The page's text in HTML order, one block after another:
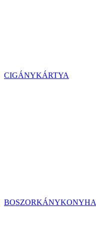
CIGÁNYKÁRTYA
BOSZORKÁNYKONYHA